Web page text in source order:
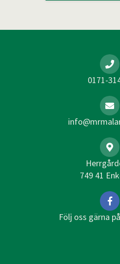
0171-
749 41
Följ oss gärna